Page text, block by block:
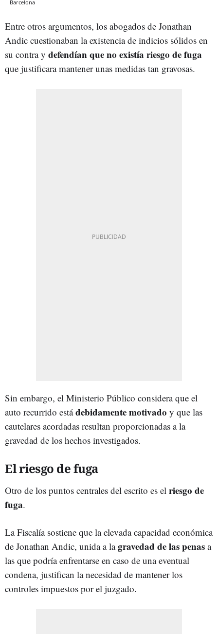
Barcelona
Entre otros argumentos, los abogados de Jonathan
Andic cuestionaban la existencia de indicios sólidos en
su contra y defendían que no existía riesgo de fuga
que justificara mantener unas medidas tan gravosas.
Sin embargo, el Ministerio Público considera que el
auto recurrido estádebidamente motivado y que las
cautelares acordadas resultan proporcionadas a la
gravedad de los hechos investigados.
El riesgo de fuga
Otro de los puntos centrales del escrito es el riesgo de
fuga.
La Fiscalía sostiene que la elevada capacidad económica
de Jonathan Andic, unida a lagravedad de las penas a
las que podría enfrentarse en caso de una eventual
condena, justifican la necesidad de mantener los
controles impuestos por el juzgado.